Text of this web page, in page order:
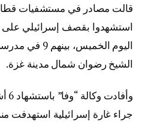
استشهدوا بقصف إسرائيلي على
اليوم
الشيخ رضوان شمال مدينة غزة.
جراء غارة إسرائيلية استهدفت